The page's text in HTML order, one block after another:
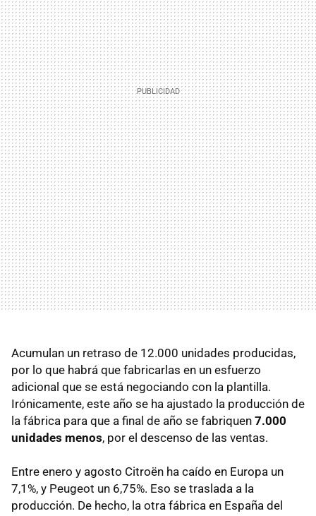
Acumulan un retraso de 12.000 unidades producidas,
por lo que habrá que fabricarlas en un esfuerzo
adicional que se está negociando con la plantilla.
Irónicamente, este año se ha ajustado la producción de
la fábrica para que a final de año se fabriquen 7.000
unidades menos, por el descenso de las ventas.
Entre enero y agosto Citroën ha caído en Europa un
7,1%, y Peugeot un 6,75%. Eso se traslada a la
producción. De hecho, la otra fábrica en España del